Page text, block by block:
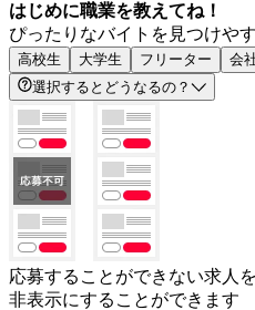
はじめに職業を教えてね！
ぴったりなバイトを見つけや
高校生 大学生 フリーター 会
選択するとどうなるの？
応募することができない求人を
非表示にすることができます